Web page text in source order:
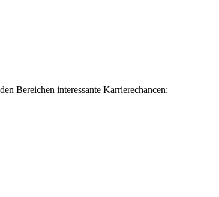
Bereichen interessante Karrierechancen: